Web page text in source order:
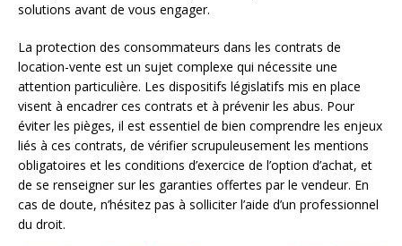
solutions avant de vous engager.
La protection des consommateurs dans les contrats de
location-vente est un sujet complexe qui nécessite une
attention particulière. Les dispositifs législatifs mis en place
visent à encadrer ces contrats et à prévenir les abus. Pour
éviter les pièges, il est essentiel de bien comprendre les enjeux
liés à ces contrats, de vérifier scrupuleusement les mentions
obligatoires et les conditions d’exercice de l’option d’achat, et
de se renseigner sur les garanties offertes par le vendeur. En
cas de doute, n’hésitez pas à solliciter l’aide d’un professionnel
du droit.